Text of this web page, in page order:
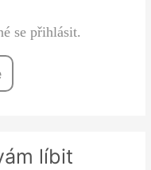
se přihlásit.
líbit